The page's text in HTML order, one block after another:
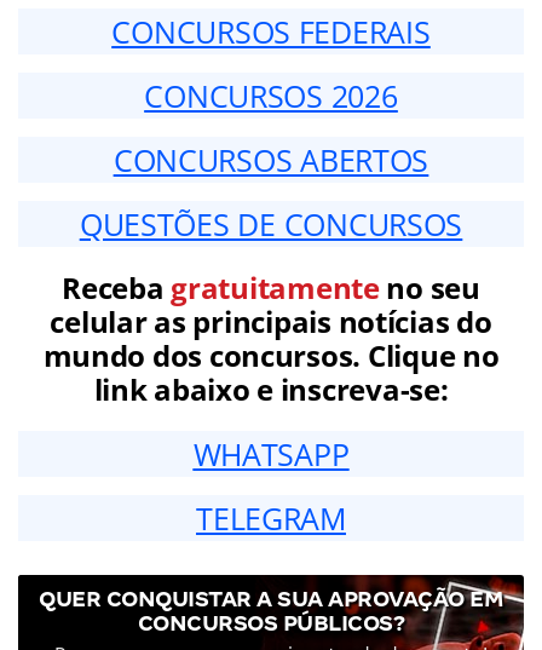
CONCURSOS FEDERAIS
CONCURSOS 2026
CONCURSOS ABERTOS
QUESTÕES DE CONCURSOS
Receba gratuitamenteno seu
celular as principais notícias do
mundo dos concursos. Clique no
link abaixo e inscreva-se:
WHATSAPP
TELEGRAM
QUER CONQUISTAR A SUA APROVAÇÃO EM
CONCURSOS PÚBLICOS?